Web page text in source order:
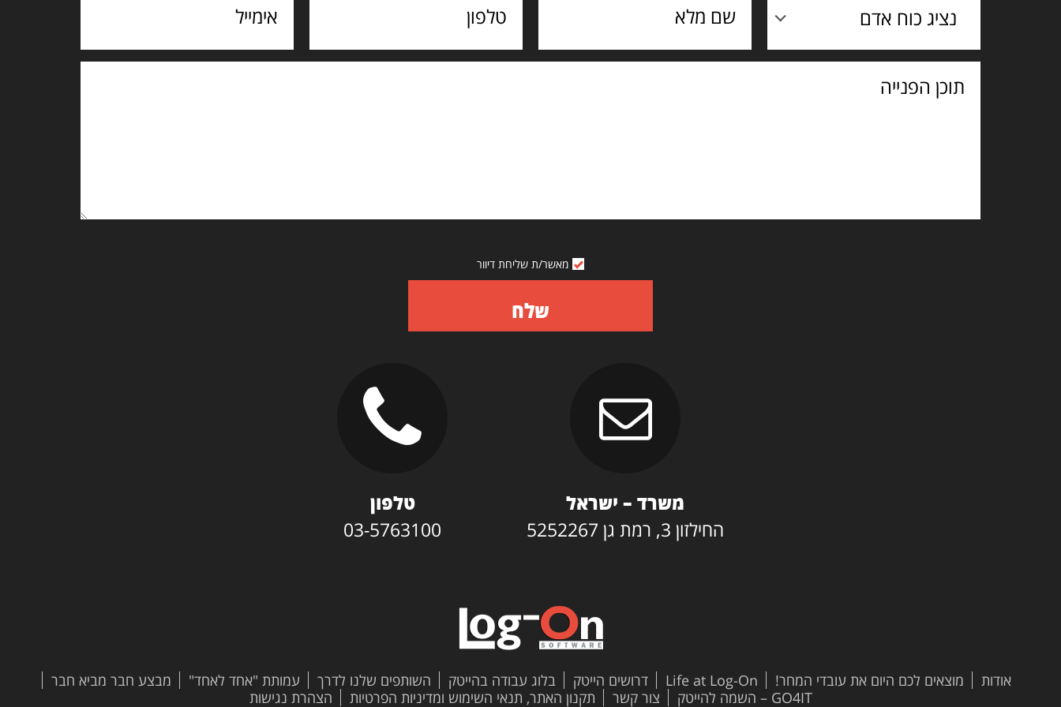
נציג כוח אדם
תוכן
מאשר/ת שליחת דיוור
שלח
משרד – ישראל
החילזון 3, רמת גן 5252267
טלפון
03-5763100
אודות מוצאים לכם היום את עובדי המחר! Life at Log-On דרושים הייטק בלוג עבודה בהייטק השותפים שלנו לדרך עמותת "אחד לאחד"
מבצע חבר מביא חבר
GO4IT – השמה להייטק
צור קשר תקנון האתר, תנאי השימוש ומדיניות הפרטיות הצהרת נגישות